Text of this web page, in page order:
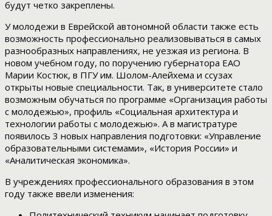
будут четко закреплены.
У молодежи в Еврейской автономной области также есть
возможность профессионально реализовываться в самых
разнообразных направлениях, не уезжая из региона. В
новом учебном году, по поручению губернатора ЕАО
Марии Костюк, в ПГУ им. Шолом-Алейхема и ссузах
открыты новые специальности. Так, в университете стало
возможным обучаться по программе «Организация работы
с молодежью», профиль «Социальная архитектура и
технологии работы с молодежью». А в магистратуре
появилось 3 новых направления подготовки: «Управление
образовательными системами», «История России» и
«Аналитическая экономика».
В учреждениях профессионального образования в этом
году также ввели изменения: